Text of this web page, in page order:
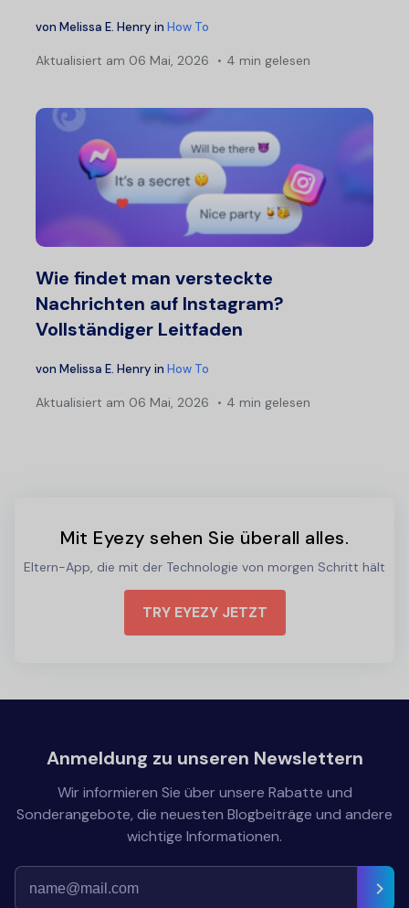
von Melissa E. Henry in How To
Aktualisiert am 06 Mai, 2026 4 min gelesen
Wie findet man versteckte
Nachrichten auf Instagram?
Vollständiger Leitfaden
von Melissa E. Henry in How To
Aktualisiert am 06 Mai, 2026 4 min gelesen
Mit Eyezy sehen Sie überall alles.
Eltern-App, die mit der Technologie von morgen Schritt hält
TRY EYEZY JETZT
Anmeldung zu unseren Newslettern
Wir informieren Sie über unsere Rabatte und
Sonderangebote, die neuesten Blogbeiträge und andere
wichtige Informationen.